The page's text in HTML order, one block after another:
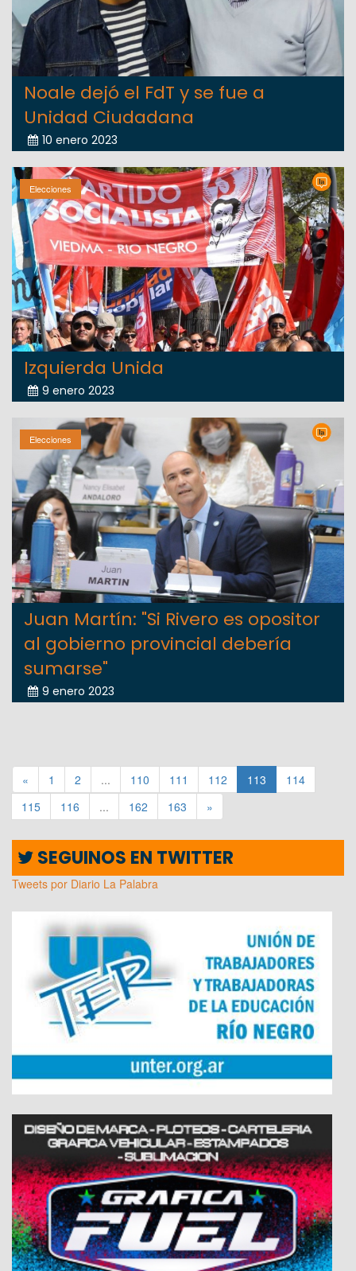
Noale dejó el FdT y se fue a
Unidad Ciudadana
10 enero 2023
Elecciones
Izquierda Unida
9 enero 2023
Elecciones
Juan Martín: "Si Rivero es opositor
al gobierno provincial debería
sumarse"
9 enero 2023
« 1 2 ... 110 111 112 113
114
115
116 ... 162 163 »
SEGUINOS EN TWITTER
Tweets por Diario La Palabra